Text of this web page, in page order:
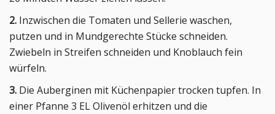
2. Inzwischen die Tomaten und Sellerie waschen,
putzen und in Mundgerechte Stücke schneiden.
Zwiebeln in Streifen schneiden und Knoblauch fein
würfeln.
3. Die Auberginen mit Küchenpapier trocken tupfen. In
einer Pfanne 3 EL Olivenöl erhitzen und die